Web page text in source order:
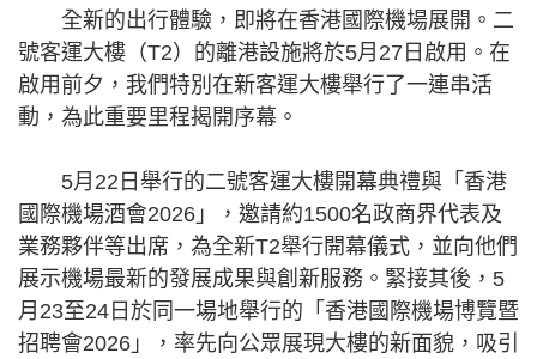
全新的出行體驗，即將在香港國際機場展開。二
號客運大樓（T2）的離港設施將於5月27日啟用。在
啟用前夕，我們特別在新客運大樓舉行了一連串活
動，為此重要里程揭開序幕。
5月22日舉行的二號客運大樓開幕典禮與「香港
國際機場酒會2026」，邀請約1500名政商界代表及
業務夥伴等出席，為全新T2舉行開幕儀式，並向他們
展示機場最新的發展成果與創新服務。緊接其後，5
月23至24日於同一場地舉行的「香港國際機場博覽暨
招聘會2026」，率先向公眾展現大樓的新面貌，吸引